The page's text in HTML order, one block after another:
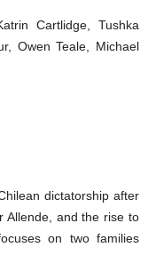
Cartlidge, Tushka
Owen Teale, Michael
dictatorship after
Allende, and the rise to
on two families